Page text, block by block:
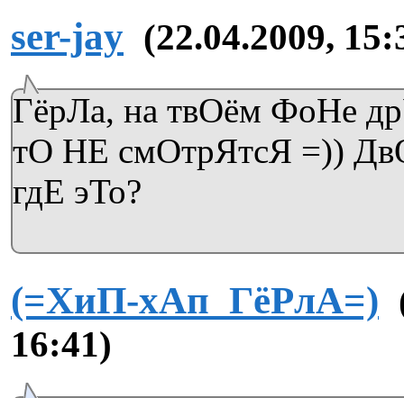
ser-jay (22.04.2009,
ГёрЛа, на твОём ФоНе
тО НЕ смОтрЯтсЯ =))
гдЕ эТо?
(=ХиП-хАп_ГёРлА=)
16:41)